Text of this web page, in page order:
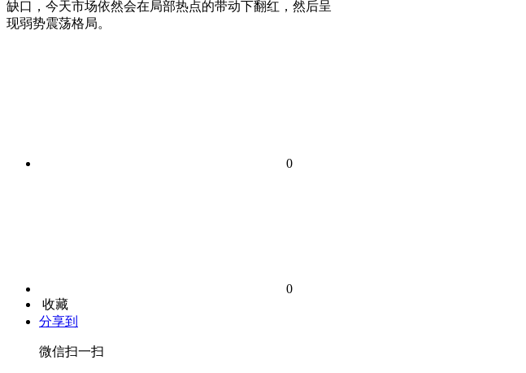
缺口，今天市场依然会在局部热点的带动下翻红，然后呈
现弱势震荡格局。
0
0
收藏
分享到
微信扫一扫